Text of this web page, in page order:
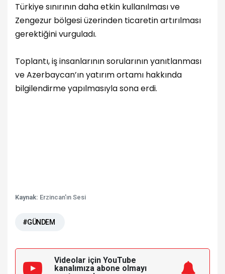
Türkiye sınırının daha etkin kullanılması ve
Zengezur bölgesi üzerinden ticaretin artırılması
gerektiğini vurguladı.
Toplantı, iş insanlarının sorularının yanıtlanması
ve Azerbaycan’ın yatırım ortamı hakkında
bilgilendirme yapılmasıyla sona erdi.
Kaynak: Erzincan'ın Sesi
#GÜNDEM
Videolar için YouTube
kanalımıza abone olmayı